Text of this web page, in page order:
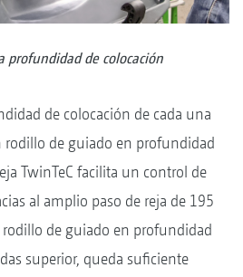
profundidad de colocación
de colocación de cada una
rodillo de guiado en profundidad
TwinTeC facilita un control de
al amplio paso de reja de 195
de guiado en profundidad
superior, queda suficiente